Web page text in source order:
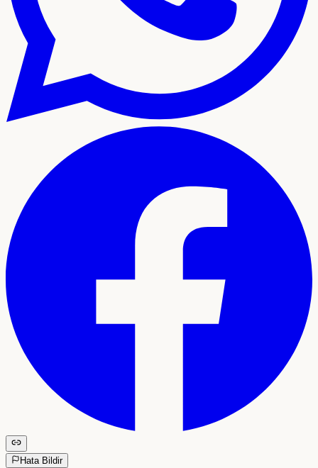
Hata Bildir